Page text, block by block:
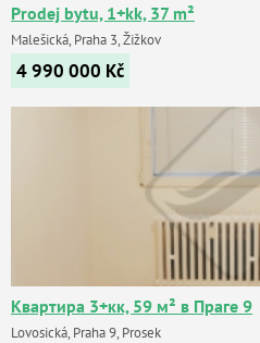
Prodej bytu, 1+kk, 37 m²
Malešická, Praha 3, Žižkov
4 990 000 Kč
Квартира 3+кк, 59 м² в Праге 9
Lovosická, Praha 9, Prosek